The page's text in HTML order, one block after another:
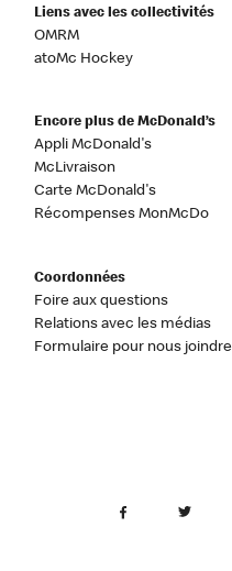
Liens avec les collectivités
OMRM
atoMc Hockey
Encore plus de McDonald’s
Appli McDonald's
McLivraison
Carte McDonald's
Récompenses MonMcDo
Coordonnées
Foire aux questions
Relations avec les médias
Formulaire pour nous joindre